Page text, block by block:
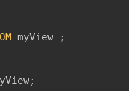
myView ;
;